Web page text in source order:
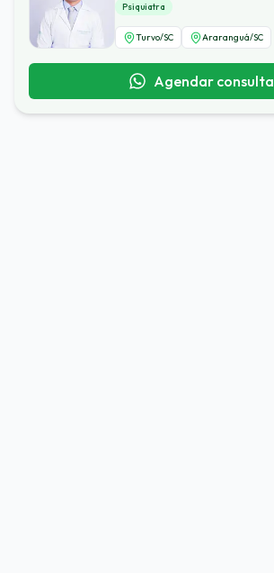
Psiquiatra
Turvo/SC Araranguá/SC
Agendar consulta